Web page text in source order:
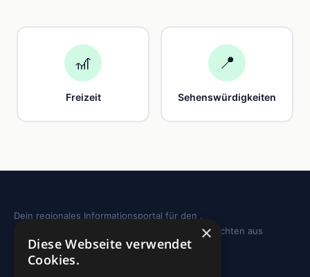
🎢
Freizeit
📍
Sehenswürdigkeiten
Dein regionales Informationsportal für den .
Sehenswürdigkeiten, Ausflugstipps und Geschichten aus
deiner Region.
×
Diese Webseite verwendet
Cookies.